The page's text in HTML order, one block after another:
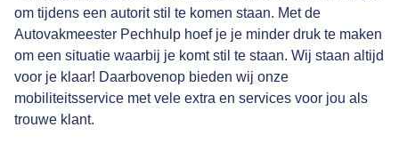
om tijdens een autorit stil te komen staan. Met de
Autovakmeester Pechhulp hoef je je minder druk te maken
om een situatie waarbij je komt stil te staan. Wij staan altijd
voor je klaar! Daarbovenop bieden wij onze
mobiliteitsservice met vele extra en services voor jou als
trouwe klant.